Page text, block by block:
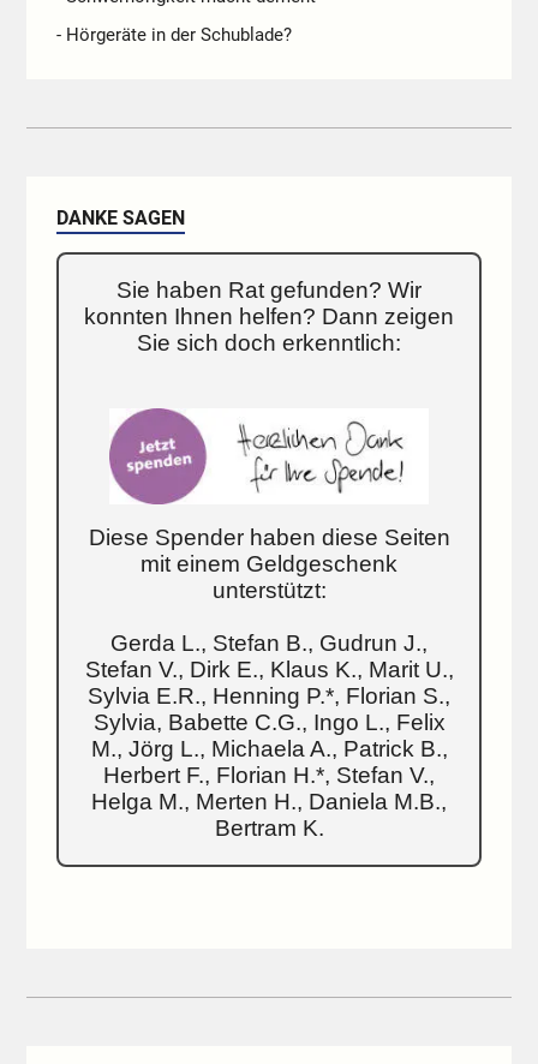
- Hörgeräte in der Schublade?
DANKE SAGEN
Sie haben Rat gefunden? Wir
konnten Ihnen helfen? Dann zeigen
Sie sich doch erkenntlich:
Diese Spender haben diese Seiten
mit einem Geldgeschenk
unterstützt:
Gerda L., Stefan B., Gudrun J.,
Stefan V., Dirk E., Klaus K., Marit U.,
Sylvia E.R., Henning P.*, Florian S.,
Sylvia, Babette C.G., Ingo L., Felix
M., Jörg L., Michaela A., Patrick B.,
Herbert F., Florian H.*, Stefan V.,
Helga M., Merten H., Daniela M.B.,
Bertram K.